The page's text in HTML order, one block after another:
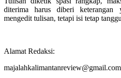
diterima harus diberi keterangan
mengedit tulisan, tetapi isi tetap
Alamat Redaksi:
majalahkalimantanreview@gmail.com